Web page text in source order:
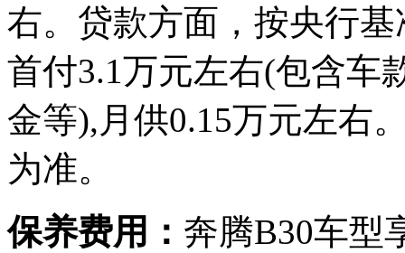
右。贷款方面，按央行
首付3.1万元左右(包含车
金等),月供0.15万元左右
为准。
保养费用： 奔腾B30车型